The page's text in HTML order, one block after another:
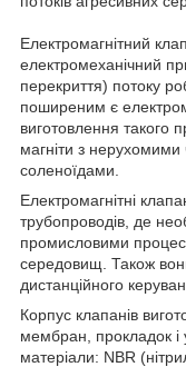
Електромагнітний
електромеханічний
перекриття) потоку
поширеним є
виготовлення такого
магніти з нерухомими
соленоїдами.
Електромагнітні
трубопроводів, де
промисловими
середовищ. Також
дистанційного
Корпус клапанів
мембран, прокладок і
матеріали: NBR